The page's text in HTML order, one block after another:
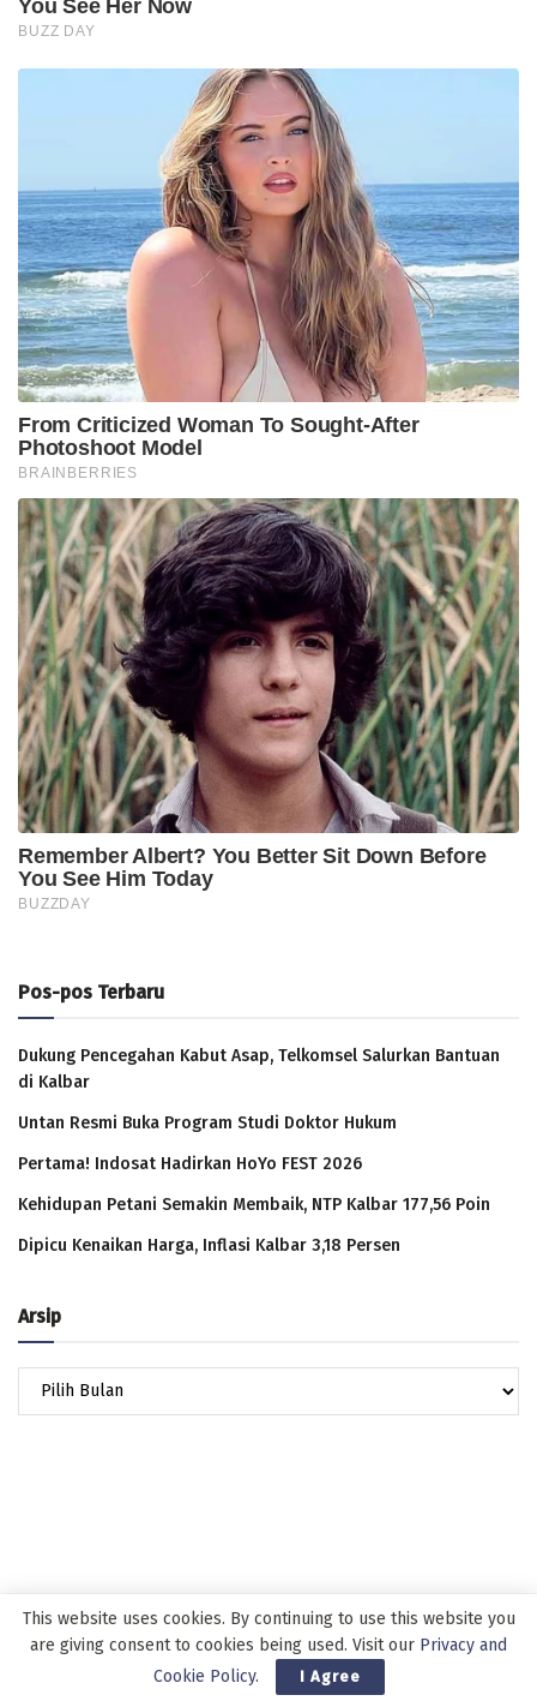
Pos-pos Terbaru
Dukung Pencegahan Kabut Asap, Telkomsel Salurkan Bantuan
di Kalbar
Untan Resmi Buka Program Studi Doktor Hukum
Pertama! Indosat Hadirkan HoYo FEST 2026
Kehidupan Petani Semakin Membaik, NTP Kalbar 177,56 Poin
Dipicu Kenaikan Harga, Inflasi Kalbar 3,18 Persen
Arsip
Arsip
This website uses cookies. By continuing to use this website you
are giving consent to cookies being used. Visit our Privacy and
Cookie Policy. I Agree